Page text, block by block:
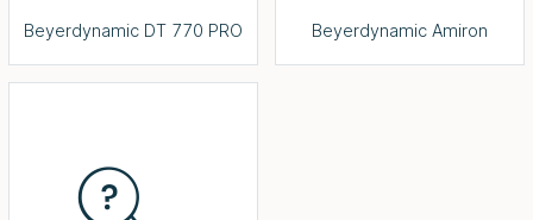
Beyerdynamic DT 770 PRO Beyerdynamic Amiron